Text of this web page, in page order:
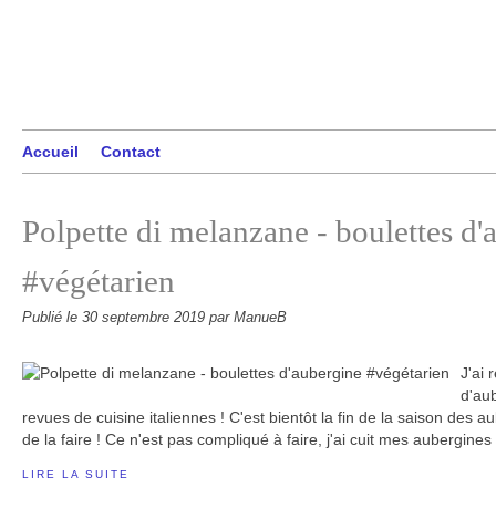
Accueil Contact
Polpette di melanzane - boulettes
#végétarien
Publié le 30 septembre 2019 par ManueB
J'ai
revues de cuisine italiennes ! C'est bientôt la fin de la saison des
de la faire ! Ce n'est pas compliqué à faire, j'ai cuit mes
LIRE LA SUITE